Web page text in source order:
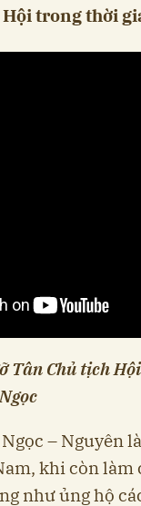
trong thời
Tân Chủ tịch
– Nguyên
khi còn làm
như ủng hộ